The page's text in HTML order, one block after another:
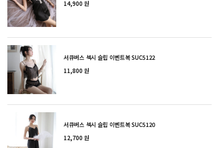
14,900 원
서큐버스 섹시 슬립 이벤트복 SUC5122
11,800 원
서큐버스 섹시 슬립 이벤트복 SUC5120
12,700 원